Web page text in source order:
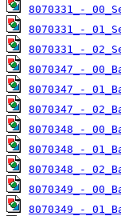
8070331_-
8070331_-
8070331_-
8070347_-
8070347_-
8070347_-
8070348_-
8070348_-
8070348_-
8070349_-
8070349_-